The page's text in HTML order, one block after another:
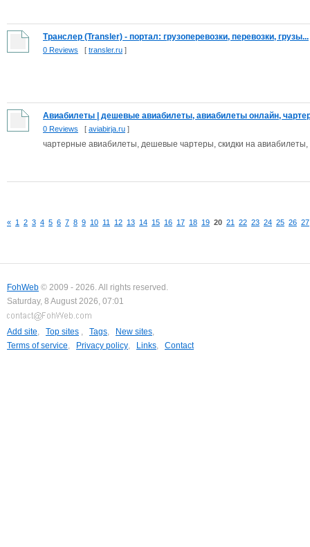
Транслер (Transler) - портал: грузоперевозки, перевозки, грузы...
0 Reviews [ transler.ru ]
Авиабилеты | дешевые авиабилеты, авиабилеты онлайн,
0 Reviews [ aviabirja.ru ]
чартерные авиабилеты, дешевые чартеры, скидки на
« 1 2 3 4 5 6 7 8 9 10 11 12 13 14 15 16 17 18 19 20 21 22 23 24 25 26 27
FohWeb © 2009 - 2026. All rights reserved.
Saturday, 8 August 2026, 07:01
Add site, Top sites , Tags, New sites,
Terms of service, Privacy policy, Links, Contact